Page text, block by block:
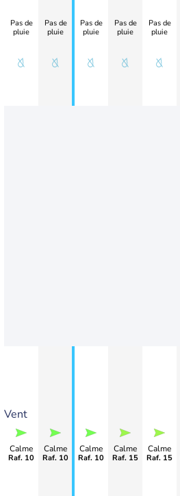
Vent
Pas de
pluie
Calme
Raf. 10
Pas de
pluie
Calme
Raf. 10
Pas de
pluie
Calme
Raf. 10
Pas de
pluie
Calme
Raf. 15
Pas de
pluie
Calme
Raf. 15